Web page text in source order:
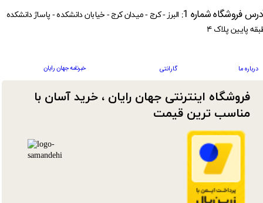
فروشگاه اینترنتی جهان رایان ، خرید آسان با
مناسب ترین قیمت​​​​​​​
درباره ما گارانتی خبرنامه جهان رایان
فروشگاه شماره 1:
البرز - کرج - میدان کرج - خیابان دانشکده - پاساژ دانشکده
پایین پلاک ۴